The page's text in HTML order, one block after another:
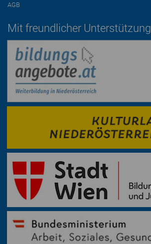
AGB
Mit freundlicher Unterstützung